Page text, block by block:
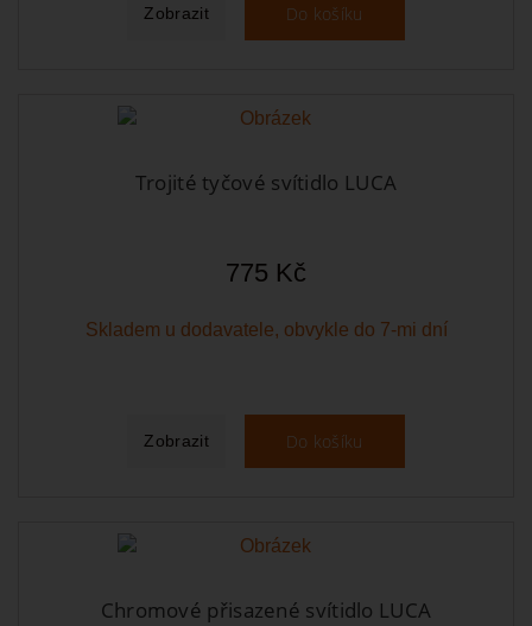
Zobrazit Do košíku
Trojité tyčové svítidlo LUCA
775 Kč
Skladem u dodavatele, obvykle do 7-mi dní
Zobrazit Do košíku
Chromové přisazené svítidlo LUCA